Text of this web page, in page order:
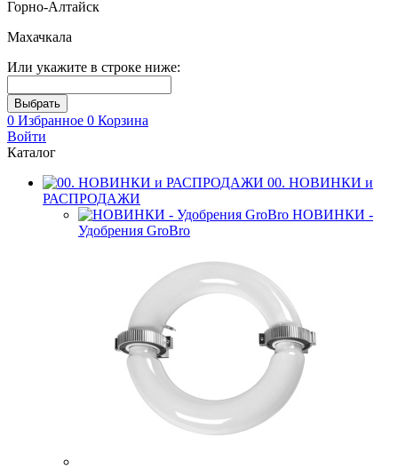
Горно-Алтайск
Махачкала
Или укажите в строке ниже:
0 Избранное 0 Корзина
Войти
Каталог
00. НОВИНКИ и
РАСПРОДАЖИ
НОВИНКИ -
Удобрения GroBro